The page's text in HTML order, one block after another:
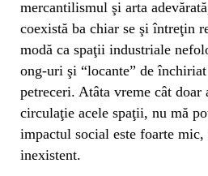
mercantilismul şi arta
coexistă ba chiar se şi întreţin
modă ca spaţii industriale
ong-uri şi “locante” de
petreceri. Atâta vreme cât
circulaţie acele spaţii, nu mă
impactul social este foarte mic,
inexistent.